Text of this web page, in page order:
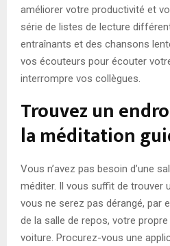
améliorer votre productivité et
série de listes de lecture
entraînants et des chansons
vos écouteurs pour écouter
interrompre vos collègues.
Trouvez un
la méditation
Vous n’avez pas besoin d’une
méditer. Il vous suffit de trouver
vous ne serez pas dérangé, par
de la salle de repos, votre
voiture. Procurez-vous une